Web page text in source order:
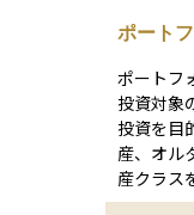
トフォリ
す。 例えば、株式が上昇して目標比率を
超えた場
現金に再
す。なお
を提供す
ポート
ポートフ
投資対象
投資を目
産、オル
産クラス
資家のリ